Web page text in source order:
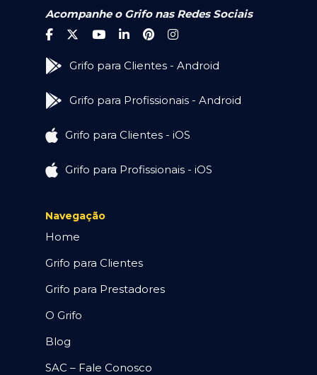
Acompanhe o Grifo nas Redes Sociais
Grifo para Clientes - Android
Grifo para Profissionais - Android
Grifo para Clientes - iOS
Grifo para Profissionais - iOS
Navegação
Home
Grifo para Clientes
Grifo para Prestadores
O Grifo
Blog
SAC – Fale Conosco